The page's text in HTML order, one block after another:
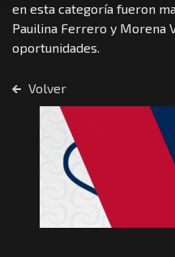
en esta categoría fueron
Pauilina Ferrero y Morena
oportunidades.
Volver